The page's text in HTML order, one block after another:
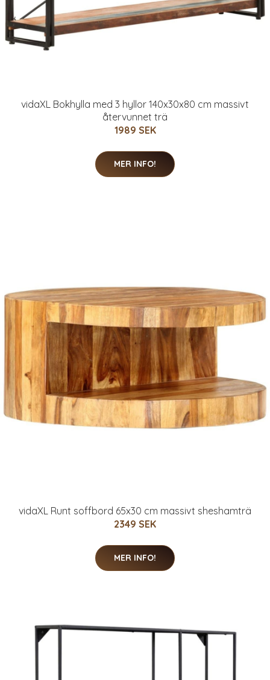
vidaXL Bokhylla med 3 hyllor 140x30x80 cm massivt
återvunnet trä
1989 SEK
MER INFO!
vidaXL Runt soffbord 65x30 cm massivt sheshamträ
2349 SEK
MER INFO!